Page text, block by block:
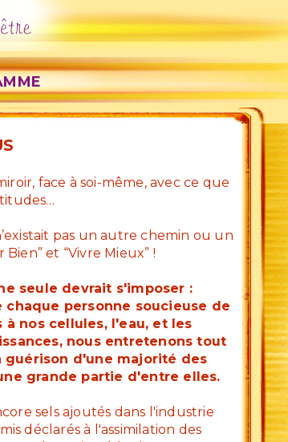
face à soi-même, avec ce que
pas un autre chemin ou un
et “Vivre Mieux” !
seule devrait s'imposer :
personne soucieuse de
nos cellules, l'eau, et les
nous entretenons tout
d'une majorité des
grande partie d'entre elles.
sels ajoutés dans l'industrie
déclarés à l'assimilation des